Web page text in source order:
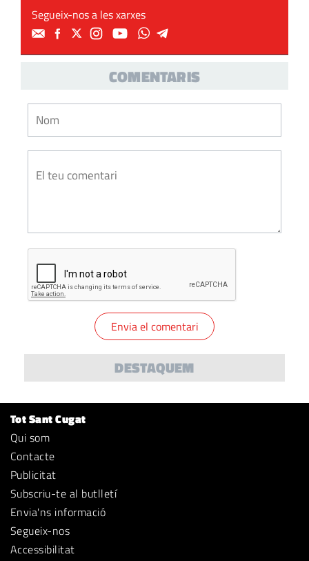
Segueix-nos a les xarxes
COMENTARIS
DESTAQUEM
Tot Sant Cugat
Qui som
Contacte
Publicitat
Subscriu-te al butlletí
Envia'ns informació
Segueix-nos
Accessibilitat